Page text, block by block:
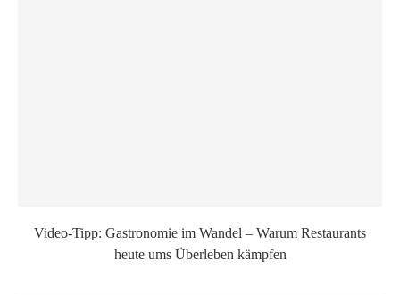
Video-Tipp: Gastronomie im Wandel – Warum Restaurants
heute ums Überleben kämpfen